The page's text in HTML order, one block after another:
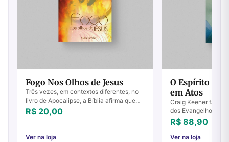
Fogo Nos Olhos de Jesus
Três vezes, em contextos diferentes, no
livro de Apocalipse, a Bíblia afirma que
Jesus tem fogo nos olhos.
Queremosexaminar cada uma delas. 1. O
R$ 20,00
Ver na loja
O Espírito
em Atos
Craig Keener faz
dos Evangelhos e
oferecer uma
do significado do
dos p...
R$ 88,90
Ver na loja